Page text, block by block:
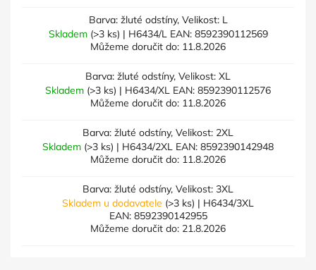
Barva: žluté odstíny, Velikost: L
Skladem (>3 ks) | H6434/L EAN: 8592390112569
Můžeme doručit do: 11.8.2026
Barva: žluté odstíny, Velikost: XL
Skladem (>3 ks) | H6434/XL EAN: 8592390112576
Můžeme doručit do: 11.8.2026
Barva: žluté odstíny, Velikost: 2XL
Skladem (>3 ks) | H6434/2XL EAN: 8592390142948
Můžeme doručit do: 11.8.2026
Barva: žluté odstíny, Velikost: 3XL
Skladem u dodavatele (>3 ks) | H6434/3XL
EAN: 8592390142955
Můžeme doručit do: 21.8.2026